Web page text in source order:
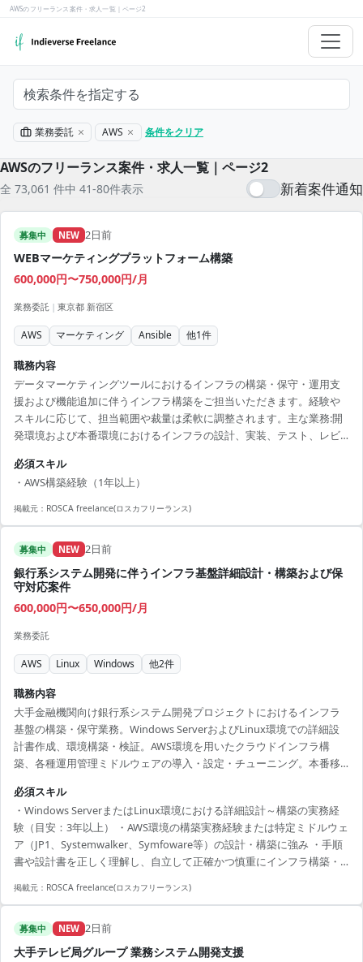
AWSのフリーランス案件・求人一覧｜ページ2
検索条件を指定する
業務委託 AWS 条件をクリア
AWSのフリーランス案件・求人一覧｜ページ2
全 73,061 件中 41-80件表示 新着案件通知
募集中 NEW 2日前
WEBマーケティングプラットフォーム構築
600,000円〜750,000円/月
業務委託 | 東京都 新宿区
AWS マーケティング Ansible 他1件
職務内容
データマーケティングツールにおけるインフラの構築・保守・運用支
援および機能追加に伴うインフラ構築をご担当いただきます。経験や
スキルに応じて、担当範囲や裁量は柔軟に調整されます。主な業務:開
発環境および本番環境におけるインフラの設計、実装、テスト、レビ
必須スキル
・AWS構築経験（1年以上）
掲載元： ROSCA freelance(ロスカフリーランス)
募集中 NEW 2日前
銀行系システム開発に伴うインフラ基盤詳細設計・構築および保
守対応案件
600,000円〜650,000円/月
業務委託
AWS Linux Windows 他2件
職務内容
大手金融機関向け銀行系システム開発プロジェクトにおけるインフラ
基盤の構築・保守業務。Windows ServerおよびLinux環境での詳細設
計書作成、環境構築・検証。AWS環境を用いたクラウドインフラ構
築、各種運用管理ミドルウェアの導入・設定・チューニング。本番移
グ、不具合解消対応。
必須スキル
・Windows ServerまたはLinux環境における詳細設計～構築の実務経
験（目安：3年以上） ・AWS環境の構築実務経験または特定ミドルウェ
ア（JP1、Systemwalker、Symfoware等）の設計・構築に強み ・手順
書や設計書を正しく理解し、自立して正確かつ慎重にインフラ構築・
掲載元： ROSCA freelance(ロスカフリーランス)
募集中 NEW 2日前
大手テレビ局グループ 業務システム開発支援